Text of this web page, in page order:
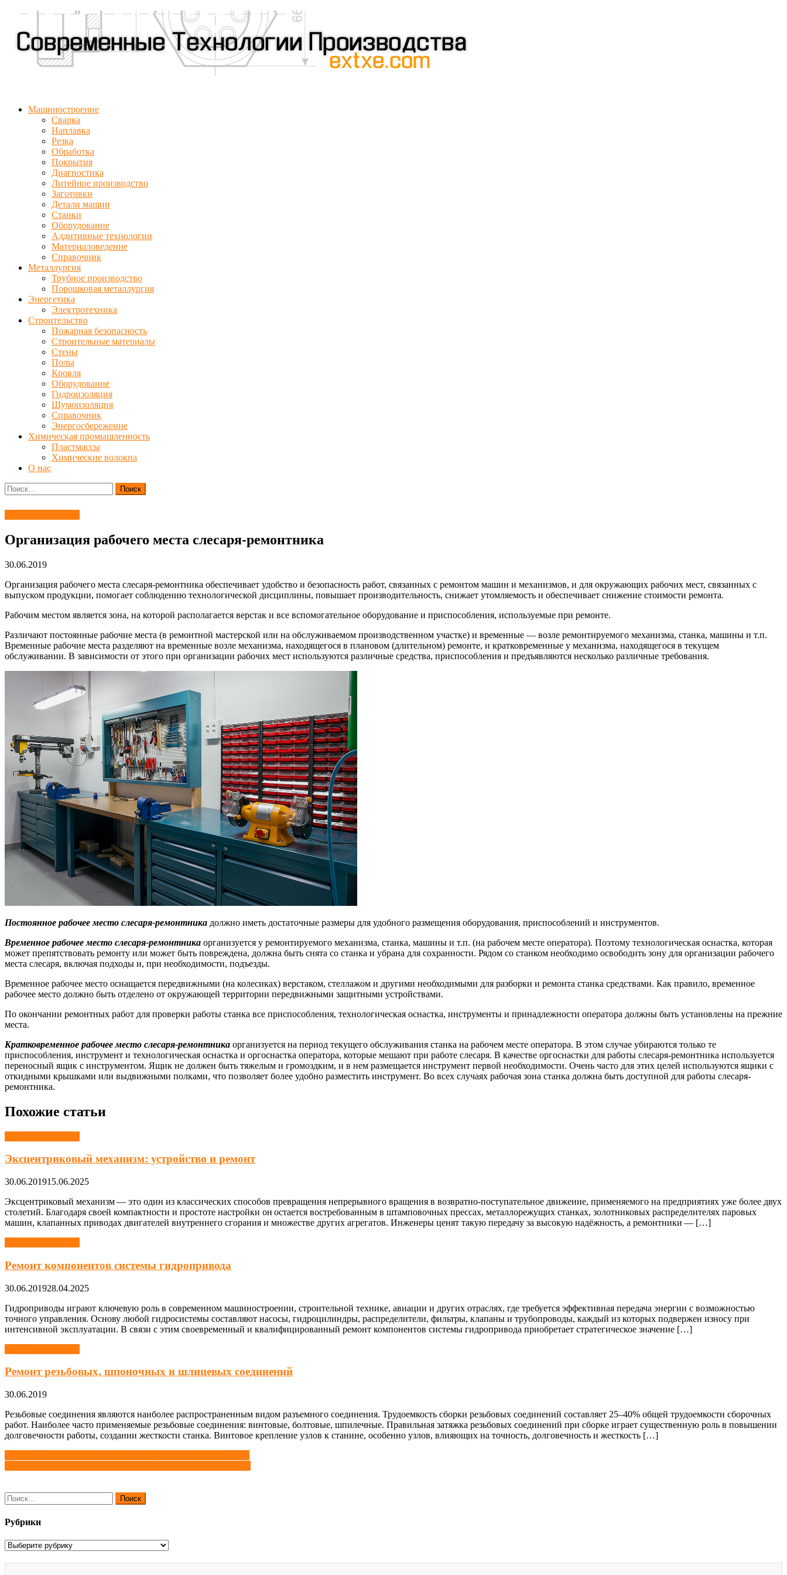
Машиностроение
Сварка
Наплавка
Резка
Обработка
Покрытия
Диагностика
Литейное производство
Заготовки
Детали машин
Станки
Оборудование
Аддитивные технологии
Материаловедение
Справочник
Металлургия
Трубное производство
Порошковая металлургия
Энергетика
Электротехника
Строительство
Пожарная безопасность
Строительные материалы
Стены
Полы
Кровля
Оборудование
Гидроизоляция
Шумоизоляция
Справочник
Энергосбережение
Химическая промышленность
Пластмассы
Химические волокна
О нас
Найти:
Организация рабочего места слесаря-ремонтника
30.06.2019
Организация рабочего места слесаря-ремонтника обеспечивает удобство и безопасность работ, связанных с ремонтом машин и механизмов, и для окружающих рабочих мест, связанных с
выпуском продукции, помогает соблюдению технологической дисциплины, повышает производительность, снижает утомляемость и обеспечивает снижение стоимости ремонта.
Рабочим местом является зона, на которой располагается верстак и все вспомогательное оборудование и приспособления, используемые при ремонте.
Различают постоянные рабочие места (в ремонтной мастерской или на обслуживаемом производственном участке) и временные — возле ремонтируемого механизма, станка, машины и т.п.
Временные рабочие места разделяют на временные возле механизма, находящегося в плановом (длительном) ремонте, и кратковременные у механизма, находящегося в текущем
обслуживании. В зависимости от этого при организации рабочих мест используются различные средства, приспособления и предъявляются несколько различные требования.
Постоянное рабочее место слесаря-ремонтника должно иметь достаточные размеры для удобного размещения оборудования, приспособлений и инструментов.
Временное рабочее место слесаря-ремонтника организуется у ремонтируемого механизма, станка, машины и т.п. (на рабочем месте оператора). Поэтому технологическая оснастка, которая
может препятствовать ремонту или может быть повреждена, должна быть снята со станка и убрана для сохранности. Рядом со станком необходимо освободить зону для организации рабочего
места слесаря, включая подходы и, при необходимости, подъезды.
Временное рабочее место оснащается передвижными (на колесиках) верстаком, стеллажом и другими необходимыми для разборки и ремонта станка средствами. Как правило, временное
рабочее место должно быть отделено от окружающей территории передвижными защитными устройствами.
По окончании ремонтных работ для проверки работы станка все приспособления, технологическая оснастка, инструменты и принадлежности оператора должны быть установлены на прежние
места.
Кратковременное рабочее место слесаря-ремонтника организуется на период текущего обслуживания станка на рабочем месте оператора. В этом случае убираются только те
приспособления, инструмент и технологическая оснастка и оргоснастка оператора, которые мешают при работе слесаря. В качестве оргоснастки для работы слесаря-ремонтника используется
переносный ящик с инструментом. Ящик не должен быть тяжелым и громоздким, и в нем размещается инструмент первой необходимости. Очень часто для этих целей используются ящики с
откидными крышками или выдвижными полками, что позволяет более удобно разместить инструмент. Во всех случаях рабочая зона станка должна быть доступной для работы слесаря-
ремонтника.
Похожие статьи
Эксцентриковый механизм: устройство и ремонт
30.06.201915.06.2025
Эксцентриковый механизм — это один из классических способов превращения непрерывного вращения в возвратно‑поступательное движение, применяемого на предприятиях уже более двух
столетий. Благодаря своей компактности и простоте настройки он остается востребованным в штамповочных прессах, металлорежущих станках, золотниковых распределителях паровых
машин, клапанных приводах двигателей внутреннего сгорания и множестве других агрегатов. Инженеры ценят такую передачу за высокую надёжность, а ремонтники — […]
Ремонт компонентов системы гидропривода
30.06.201928.04.2025
Гидроприводы играют ключевую роль в современном машиностроении, строительной технике, авиации и других отраслях, где требуется эффективная передача энергии с возможностью
точного управления. Основу любой гидросистемы составляют насосы, гидроцилиндры, распределители, фильтры, клапаны и трубопроводы, каждый из которых подвержен износу при
интенсивной эксплуатации. В связи с этим своевременный и квалифицированный ремонт компонентов системы гидропривода приобретает стратегическое значение […]
Ремонт резьбовых, шпоночных и шлицевых соединений
30.06.2019
Резьбовые соединения являются наиболее распространенным видом разъемного соединения. Трудоемкость сборки резьбовых соединений составляет 25–40% общей трудоемкости сборочных
работ. Наиболее часто применяемые резьбовые соединения: винтовые, болтовые, шпилечные. Правильная затяжка резьбовых соединений при сборке играет существенную роль в повышении
долговечности работы, создании жесткости станка. Винтовое крепление узлов к станине, особенно узлов, влияющих на точность, долговечность и жесткость […]
Навигация
по
записям
Найти:
Рубрики
Рубрики